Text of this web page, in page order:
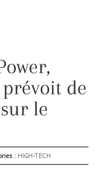
prévoit de
le
: HIGH-TECH